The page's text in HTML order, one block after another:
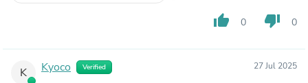
thumb_up 0 thumb_down 0
K Kyoco Verified 27 Jul 2025